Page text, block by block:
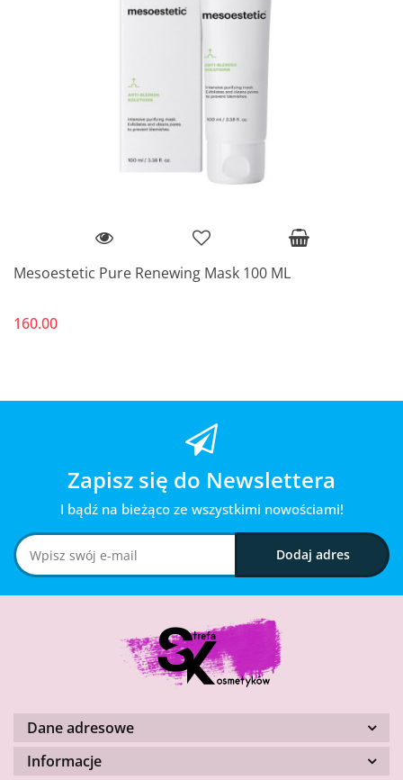
Mesoestetic Pure Renewing Mask 100 ML
160.00
Zapisz się do Newslettera
I bądź na bieżąco ze wszystkimi nowościami!
Dane adresowe
Informacje